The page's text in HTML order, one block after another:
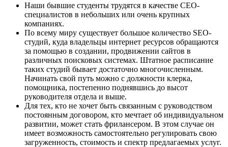
Наши бывшие студенты трудятся в качестве СЕО-
специалистов в небольших или очень крупных
компаниях.
По всему миру существует большое количество SEO-
студий, куда владельцы интернет ресурсов обращаются
за помощью в создании, продвижении сайтов в
различных поисковых системах. Штатное расписание
таких студий бывает достаточно многочисленным.
Начинать свой путь можно с должности клерка,
помощника, постепенно поднявшись до высот
руководителя отдела и выше.
Для тех, кто не хочет быть связанным с руководством
постоянным договором, кто мечтает об индивидуальном
развитии, может стать фрилансером. В этом случае он
имеет возможность самостоятельно регулировать свою
загруженность, стоимость и спектр предлагаемых услуг.